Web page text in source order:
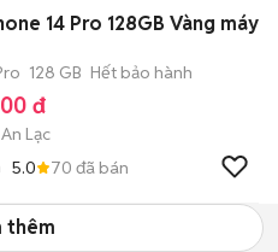
14 Pro 128GB Vàng máy
128 GB Hết bảo hành
đ
Lạc
5.0 70 đã bán
thêm